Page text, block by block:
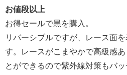
お値段以上
お得セールで黒を購入。
リバーシブルですが、レース面
す。レースがこまやかで高級感
とができるので紫外線対策もバッ